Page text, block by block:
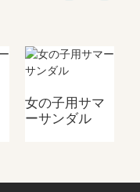
女の子用サマ
ーサンダル